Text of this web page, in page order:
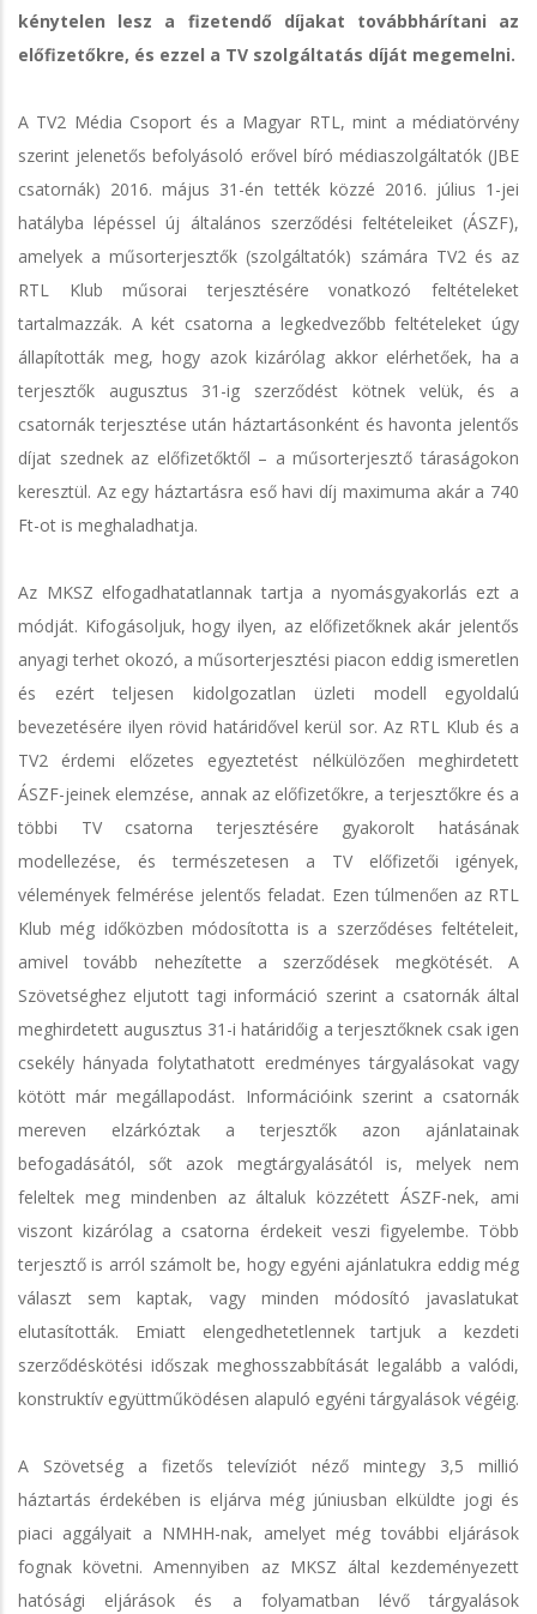
kénytelen lesz a fizetendő díjakat továbbhárítani az
előfizetőkre, és ezzel a TV szolgáltatás díját megemelni.
A TV2 Média Csoport és a Magyar RTL, mint a médiatörvény
szerint jelenetős befolyásoló erővel bíró médiaszolgáltatók (JBE
csatornák) 2016. május 31-én tették közzé 2016. július 1-jei
hatályba lépéssel új általános szerződési feltételeiket (ÁSZF),
amelyek a műsorterjesztők (szolgáltatók) számára TV2 és az
RTL Klub műsorai terjesztésére vonatkozó feltételeket
tartalmazzák. A két csatorna a legkedvezőbb feltételeket úgy
állapították meg, hogy azok kizárólag akkor elérhetőek, ha a
terjesztők augusztus 31-ig szerződést kötnek velük, és a
csatornák terjesztése után háztartásonként és havonta jelentős
díjat szednek az előfizetőktől – a műsorterjesztő táraságokon
keresztül. Az egy háztartásra eső havi díj maximuma akár a 740
Ft-ot is meghaladhatja.
Az MKSZ elfogadhatatlannak tartja a nyomásgyakorlás ezt a
módját. Kifogásoljuk, hogy ilyen, az előfizetőknek akár jelentős
anyagi terhet okozó, a műsorterjesztési piacon eddig ismeretlen
és ezért teljesen kidolgozatlan üzleti modell egyoldalú
bevezetésére ilyen rövid határidővel kerül sor. Az RTL Klub és a
TV2 érdemi előzetes egyeztetést nélkülözően meghirdetett
ÁSZF-jeinek elemzése, annak az előfizetőkre, a terjesztőkre és a
többi TV csatorna terjesztésére gyakorolt hatásának
modellezése, és természetesen a TV előfizetői igények,
vélemények felmérése jelentős feladat. Ezen túlmenően az RTL
Klub még időközben módosította is a szerződéses feltételeit,
amivel tovább nehezítette a szerződések megkötését. A
Szövetséghez eljutott tagi információ szerint a csatornák által
meghirdetett augusztus 31-i határidőig a terjesztőknek csak igen
csekély hányada folytathatott eredményes tárgyalásokat vagy
kötött már megállapodást. Információink szerint a csatornák
mereven elzárkóztak a terjesztők azon ajánlatainak
befogadásától, sőt azok megtárgyalásától is, melyek nem
feleltek meg mindenben az általuk közzétett ÁSZF-nek, ami
viszont kizárólag a csatorna érdekeit veszi figyelembe. Több
terjesztő is arról számolt be, hogy egyéni ajánlatukra eddig még
választ sem kaptak, vagy minden módosító javaslatukat
elutasították. Emiatt elengedhetetlennek tartjuk a kezdeti
szerződéskötési időszak meghosszabbítását legalább a valódi,
konstruktív együttműködésen alapuló egyéni tárgyalások végéig.
A Szövetség a fizetős televíziót néző mintegy 3,5 millió
háztartás érdekében is eljárva még júniusban elküldte jogi és
piaci aggályait a NMHH-nak, amelyet még további eljárások
fognak követni. Amennyiben az MKSZ által kezdeményezett
hatósági eljárások és a folyamatban lévő tárgyalások